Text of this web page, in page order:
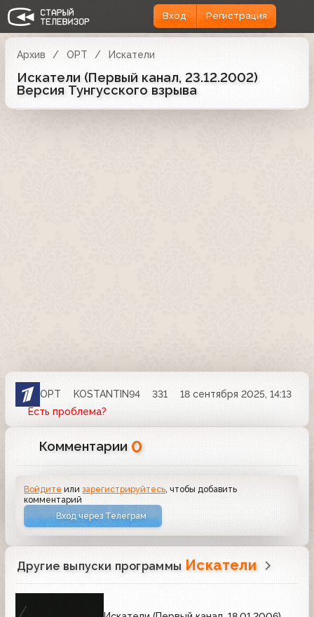
Вход Регистрация
Архив ОРТ Искатели
Искатели (Первый канал, 23.12.2002)
Версия Тунгусского взрыва
ОРТ KOSTANTIN94 331
18 сентября 2025, 14:13
Есть проблема?
Комментарии 0
Войдите илизарегистрируйтесь , чтобы добавить
комментарий
Вход через Телеграм
Другие выпуски программы Искатели